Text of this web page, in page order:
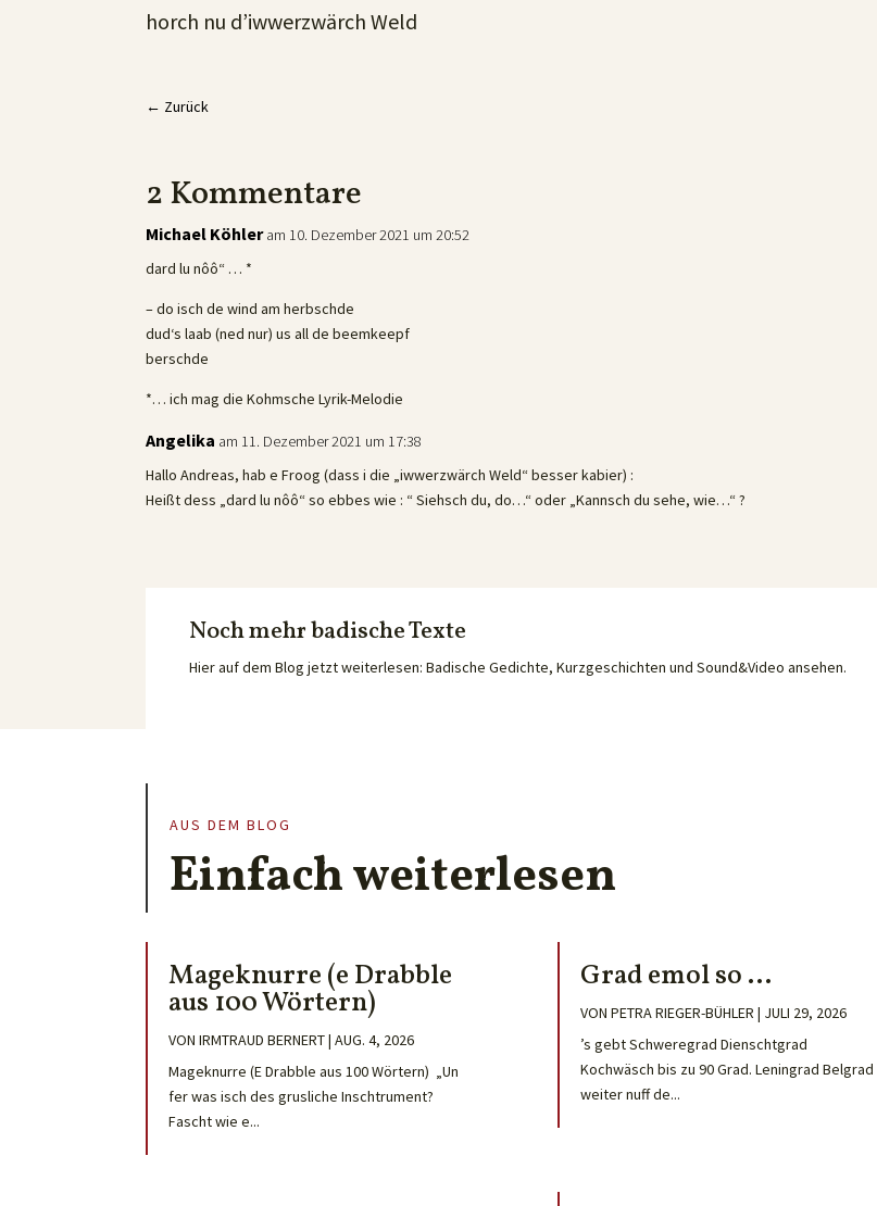
horch nu d’iwwerzwärch Weld
← Zurück
2 Kommentare
Michael Köhleram 10. Dezember 2021 um 20:52
dard lu nôô“ … *
– do isch de wind am herbschde
dud‘s laab (ned nur) us all de beemkeepf
berschde
*… ich mag die Kohmsche Lyrik-Melodie
Angelika am 11. Dezember 2021 um 17:38
Hallo Andreas, hab e Froog (dass i die „iwwerzwärch Weld“ besser kabier) :
Heißt dess „dard lu nôô“ so ebbes wie : “ Siehsch du, do…“ oder „Kannsch du sehe, wie…“ ?
Noch mehr badische Texte
Hier auf dem Blog jetzt weiterlesen: Badische Gedichte, Kurzgeschichten und Sound&Video ansehen.
AUS DEM BLOG
Einfach weiterlesen
Mageknurre (e Drabble
aus 100 Wörtern)
VONIRMTRAUD BERNERT|AUG. 4, 2026
Mageknurre (E Drabble aus 100 Wörtern) „Un
fer was isch des grusliche Inschtrument?
Fascht wie e...
Grad emol so …
VON PETRA RIEGER-BÜHLER | JULI 29, 2026
’s gebt Schweregrad Dienschtgrad
Kochwäsch bis zu 90 Grad. Leningrad Belgrad
weiter nuff de...